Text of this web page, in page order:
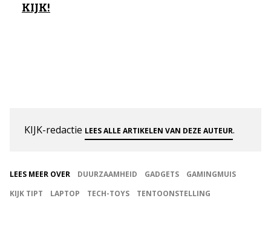
KIJK!
KIJK-redactie LEES ALLE ARTIKELEN VAN DEZE AUTEUR.
LEES MEER OVER DUURZAAMHEID GADGETS
GAMINGMUIS
KIJK TIPT
LAPTOP TECH-TOYS TENTOONSTELLING